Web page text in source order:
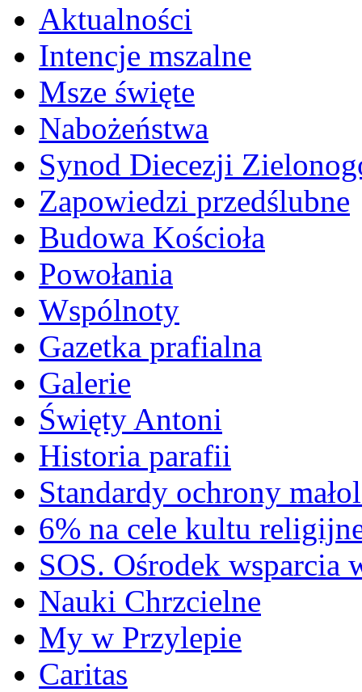
Aktualności
Intencje mszalne
Msze święte
Nabożeństwa
Synod Diecezji
Zapowiedzi przedślubne
Budowa Kościoła
Powołania
Wspólnoty
Gazetka prafialna
Galerie
Święty Antoni
Historia parafii
Standardy ochrony
6% na cele kultu
SOS. Ośrodek wsparcia
Nauki Chrzcielne
My w Przylepie
Caritas